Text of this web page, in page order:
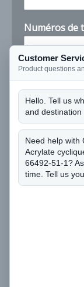
q
u
a
n
t
i
t
é
Numéros de
Entreprise
Puis-je
dont vous
Customer
Product questions
Hello. Tell us
and destination
Need help with
Acrylate
66492-51-1?
time. Tell us